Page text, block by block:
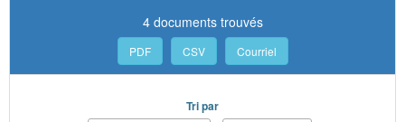
4 documents trouvés
PDF CSV Courriel
Tri par